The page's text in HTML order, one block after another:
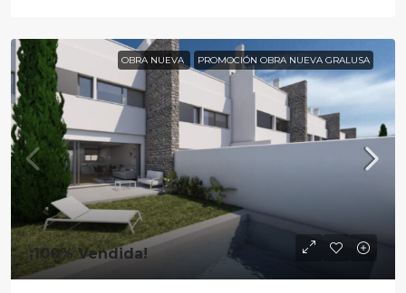
OBRA NUEVA PROMOCIÓN OBRA NUEVA GRALUSA
¡100% Vendida!